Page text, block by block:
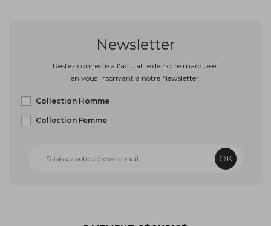
Newsletter
Restez connecté à l'actualité de notre marque et
en vous inscrivant à notre Newsletter.
Collection Homme
Collection Femme
OK